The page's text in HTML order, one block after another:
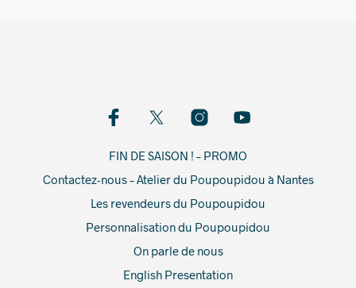
FIN DE SAISON ! – PROMO
Contactez-nous – Atelier du Poupoupidou à Nantes
Les revendeurs du Poupoupidou
Personnalisation du Poupoupidou
On parle de nous
English Presentation